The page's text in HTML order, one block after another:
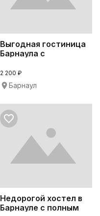
Выгодная гостиница
Барнаула с
вокзал
2 200 ₽
Барнаул
Недорогой хостел в
Барнауле с полным